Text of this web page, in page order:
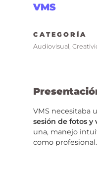
VMS
CATEGORÍA
Audiovisual,
VMS necesitaba
sesión de fotos
una, manejo
como